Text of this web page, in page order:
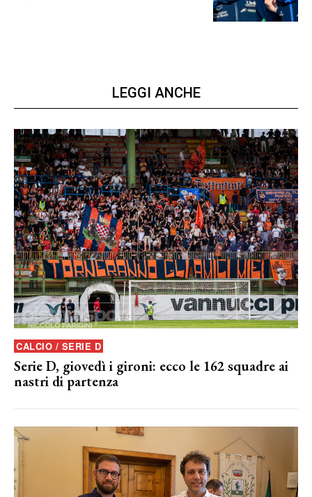
LEGGI ANCHE
CALCIO / SERIE D
Serie D, giovedì i gironi: ecco le 162 squadre ai
nastri di partenza